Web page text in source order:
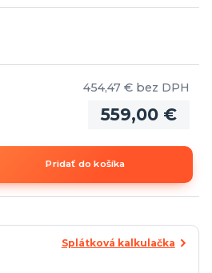
559,00 €
454,47 € bez DPH
Pridať do košíka
Splátková kalkulačka